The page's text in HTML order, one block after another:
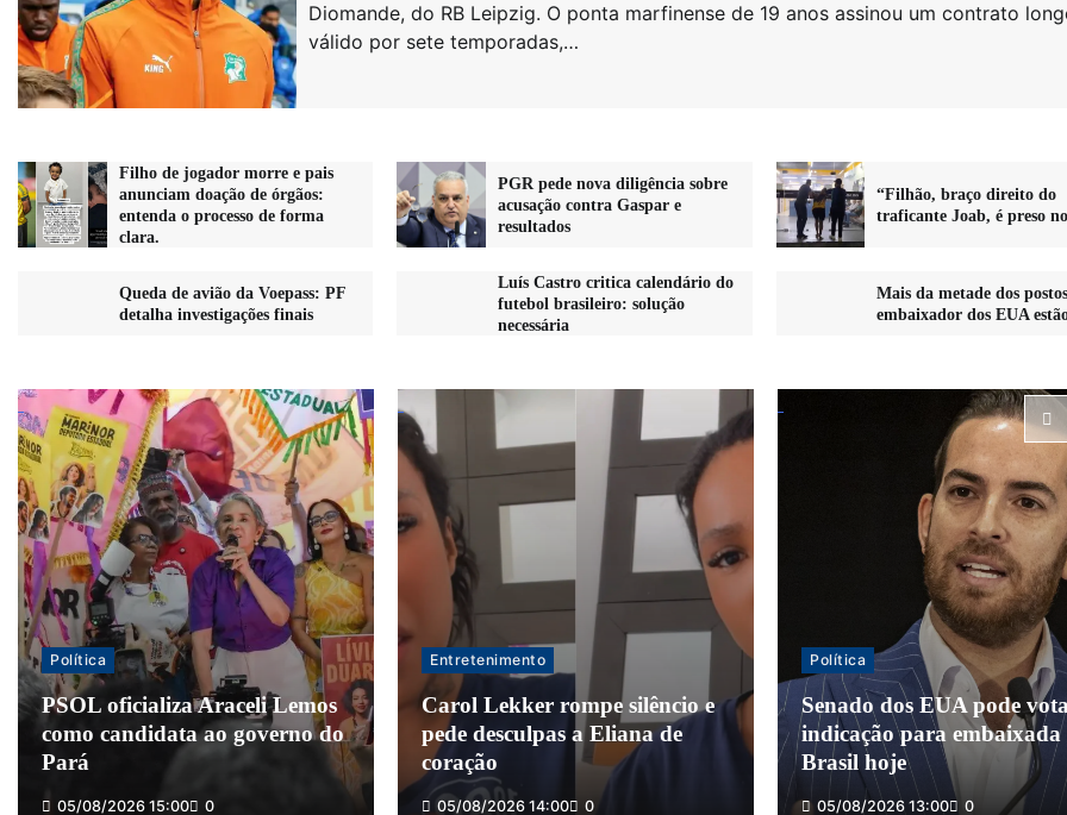
Diomande, do RB Leipzig. O ponta marfinense de 19 anos assinou um contrato
válido por sete temporadas,…
Filho de jogador morre e pais
anunciam doação de órgãos:
entenda o processo de forma
clara.
PGR pede nova diligência sobre
acusação contra Gaspar e
resultados
“Filhão, braço direito do
traficante Joab, é preso
Queda de avião da Voepass: PF
detalha investigações finais
Luís Castro critica calendário do
futebol brasileiro: solução
necessária
Mais da metade dos
embaixador dos EUA
Política
PSOL oficializa Araceli Lemos
como candidata ao governo do
Pará
05/08/2026 15:00 0
Entretenimento
Carol Lekker rompe silêncio e
pede desculpas a Eliana de
coração
05/08/2026 14:00 0
Política
Senado dos EUA pode
indicação para embaixada
Brasil hoje
05/08/2026 13:00 0